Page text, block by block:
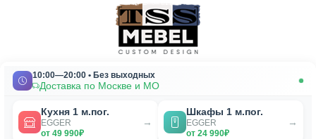
10:00—20:00 • Без выходных
Доставка по Москве и МО
Кухня 1 м.пог.
EGGER
от 49 990₽
→
Шкафы 1 м.пог.
EGGER
от 24 990₽
→